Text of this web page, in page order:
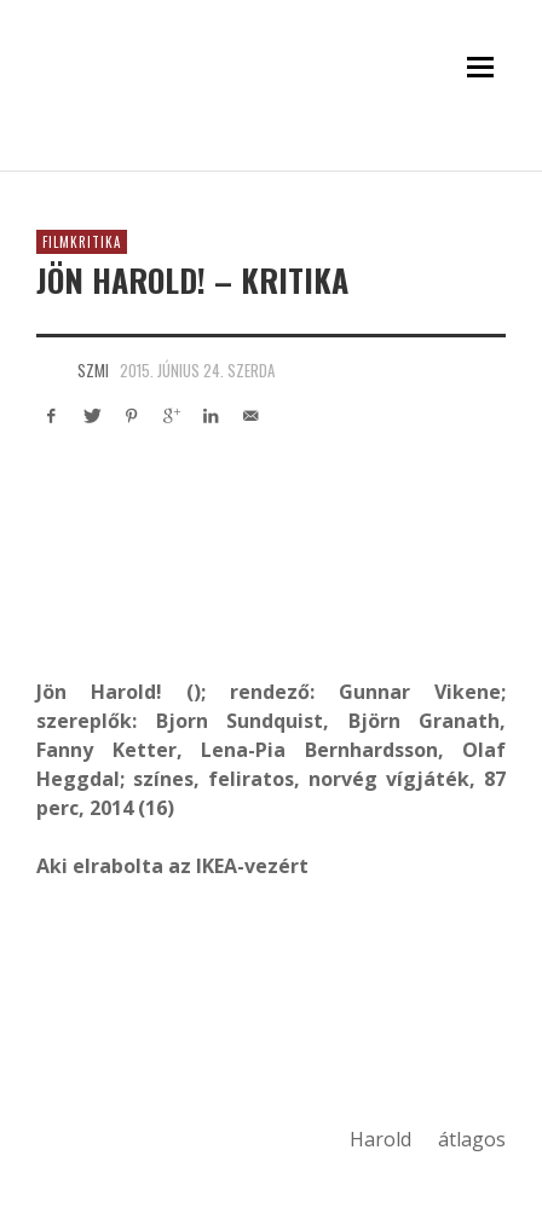
FILMKRITIKA
JÖN HAROLD! – KRITIKA
SZMI 2015. JÚNIUS 24. SZERDA
Jön Harold! (); rendező: Gunnar Vikene;
szereplők: Bjorn Sundquist, Björn Granath,
Fanny Ketter, Lena-Pia Bernhardsson, Olaf
Heggdal; színes, feliratos, norvég vígjáték, 87
perc, 2014 (16)
Aki elrabolta az IKEA-vezért
Harold átlagos